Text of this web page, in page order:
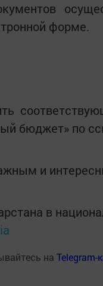
форме.
бюджет» по
и
в
на Telegram-